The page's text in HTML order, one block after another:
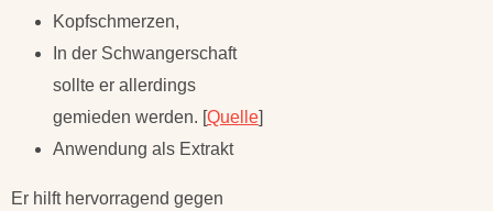
Kopfschmerzen,
In der Schwangerschaft
sollte er allerdings
gemieden werden. [Quelle]
Anwendung als Extrakt
Er hilft hervorragend gegen